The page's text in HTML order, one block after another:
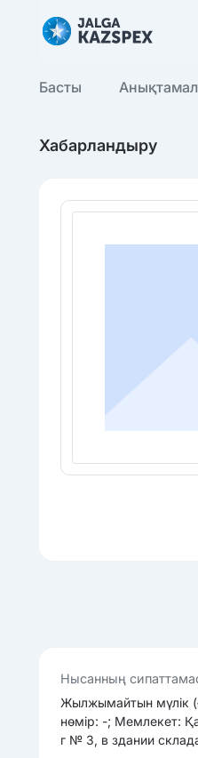
Басты
Хабарландыру
Нысанның
Жылжымайтын мүлік
нөмір: -; Мемлекет:
г № 3, в здании